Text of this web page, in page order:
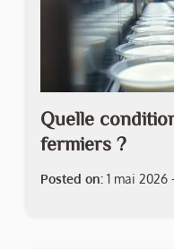
Quelle
fermiers ?
Posted on: 1 mai 2026 -